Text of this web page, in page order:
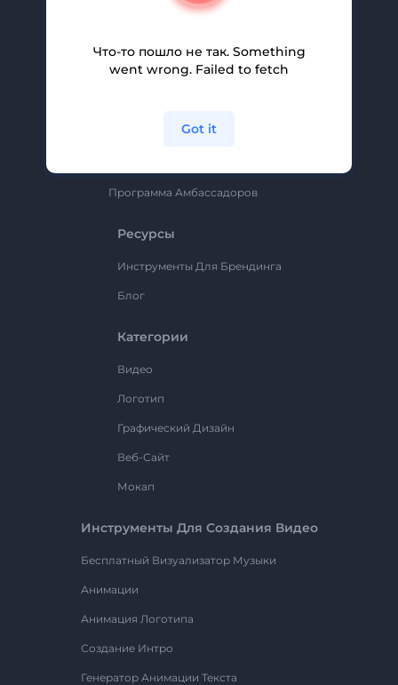
Помощь И Поддержка
Партнерская Программа
Политика Конфиденциальности
Программа Амбассадоров
Ресурсы
Инструменты Для Брендинга
Блог
Категории
Видео
Логотип
Графический Дизайн
Веб-Сайт
Мокап
Инструменты Для Создания Видео
Бесплатный Визуализатор Музыки
Анимации
Анимация Логотипа
Создание Интро
Генератор Анимации Текста
Что-то пошло не так. Something
went wrong. Failed to fetch
Got it